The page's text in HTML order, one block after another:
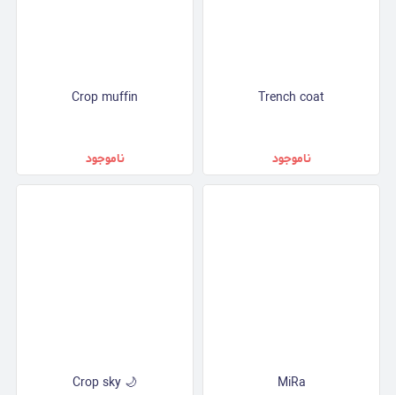
Trench coat
ناموجود
Crop muffin
ناموجود
MiRa
Crop sky 🌙